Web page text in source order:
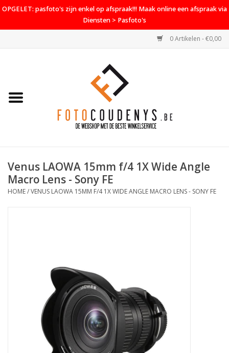
OPGELET: pasfoto's zijn enkel op afspraak!!! Maak online een afspraak via
Diensten > Pasfoto's
0 Artikelen - €0,00
Home
PROMO
Diensten
Venus LAOWA 15mm f/4 1X Wide Angle
Macro Lens - Sony FE
HOME/VENUS LAOWA 15MM F/4 1X WIDE ANGLE MACRO LENS - SONY FE